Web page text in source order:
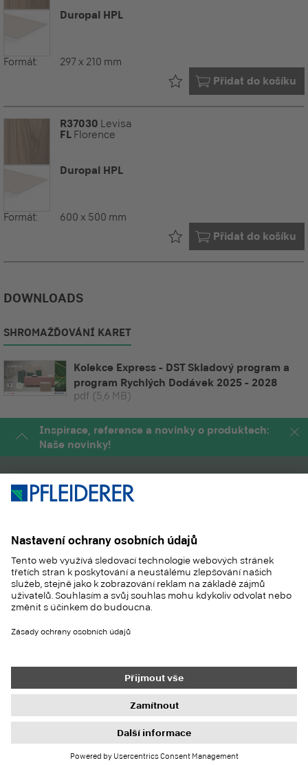
Duropal HPL
Formát: 297 x 210 mm
Přidat do košíku
Již ve vašem
R37030 Levisa
FL Florence
Duropal HPL
Formát: 600 x 500 mm
Přidat do košíku
Již ve vašem
DOWNLOADS
SHROMAŽĎOVÁNÍ KARET
Kolekce Express - DST Skladový program a
program Rychlých Dodávek 2025 - 2028
pdf (5,6 MB)
Inspirace, reference a novinky o produktech:
Naše novinky!
PRODUKTY
APLIKACE
SUSTAINABILITY
MAGAZÍN
SLUŽBY
KONTAKT
Kontakt Nákup Tiráž Nastavení ochrany dat
Ochrana dat
Všeobecné obchodní podmínky
Newsletter
© 2026